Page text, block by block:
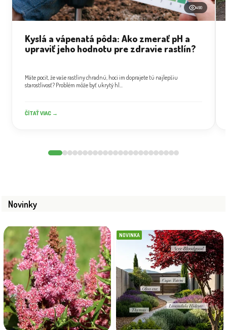
490
Kyslá a vápenatá pôda: Ako zmerať pH a
upraviť jeho hodnotu pre zdravie rastlín?
Máte pocit, že vaše rastliny chradnú, hoci im doprajete tú najlepšiu
starostlivosť? Problém môže byť ukrytý hl...
ČÍTAŤ VIAC →
Novinky
NOVINKA